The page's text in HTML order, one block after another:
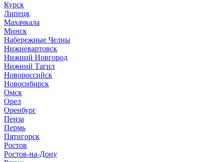
Курск
Липецк
Махачкала
Минск
Набережные Челны
Нижневартовск
Нижний Новгород
Нижний Тагил
Новороссийск
Новосибирск
Омск
Орел
Оренбург
Пенза
Пермь
Пятигорск
Ростов
Ростов-на-Дону